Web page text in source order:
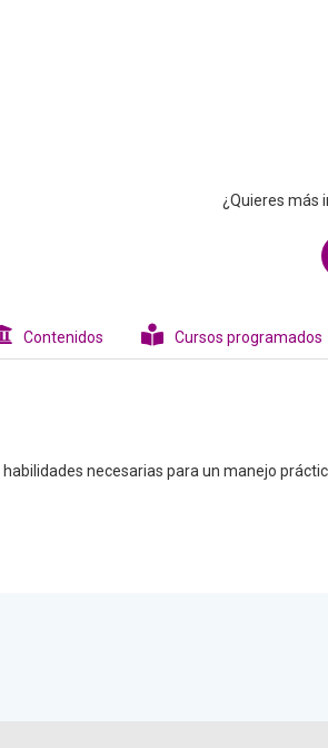
¿Quieres más
Contenidos Cursos programados
necesarias para un manejo